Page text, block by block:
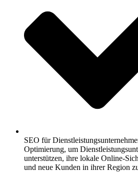
SEO für
Optimierung, um
unterstützen, ihre lokale Online-
und neue Kunden in ihrer Region